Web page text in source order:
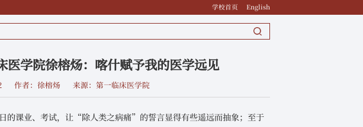
学校首页 English
医学院徐榕炀：喀什赋予我的医学远见
作者：徐榕炀 来源：第一临床医学院
的课业、考试，让“除人类之病痛”的誓言显得有些遥远而抽象；至于